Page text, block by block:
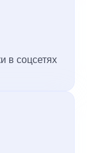
в соцсетях